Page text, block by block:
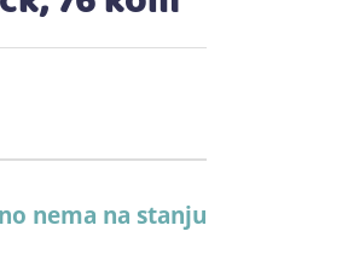
nema na stanju